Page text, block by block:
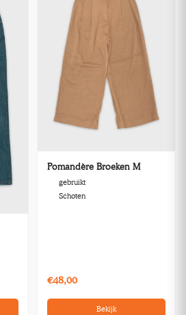
Pomandère Broeken M
gebruikt
Schoten
€48,00
Bekijk